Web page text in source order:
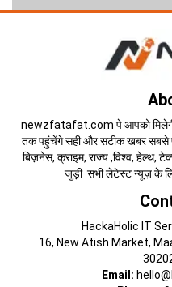
newzfatafat.com पे आपको मिलेगी
तक पहुंचेंगे सही और सटीक खबर सबसे
बिज़नेस, क्राइम, राज्य ,विश्व, हेल्थ,
जुड़ी सभी लेटेस्ट न्यूज़ के
HackaHolic IT
16, New Atish Market,
Email: